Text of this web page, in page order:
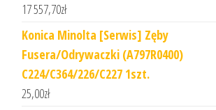
17 557,70zł
Konica Minolta [Serwis] Zęby
Fusera/Odrywaczki (A797R0400)
C224/C364/226/C227 1szt.
25,00zł